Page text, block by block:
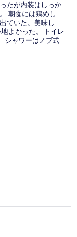
たが内装はしっか
朝食には鶏めし
ていた。美味し
よかった。 トイレ
シャワーはノブ式